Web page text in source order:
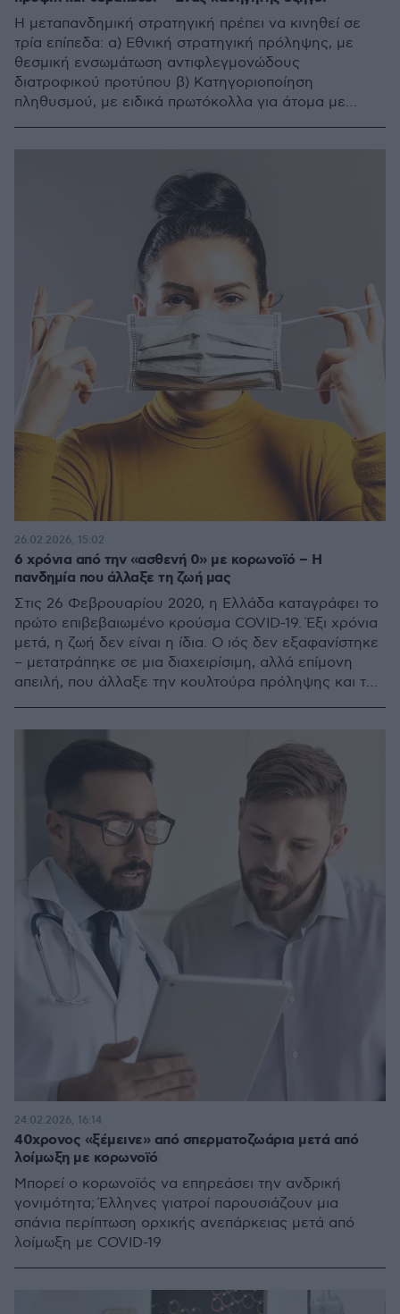
Η μεταπανδημική στρατηγική πρέπει να κινηθεί σε
τρία επίπεδα: α) Εθνική στρατηγική πρόληψης, με
θεσμική ενσωμάτωση αντιφλεγμονώδους
διατροφικού προτύπου β) Κατηγοριοποίηση
πληθυσμού, με ειδικά πρωτόκολλα για άτομα με
6 χρόνια από την «ασθενή 0» με κορωνοϊό – Η
πανδημία που άλλαξε τη ζωή μας
Στις 26 Φεβρουαρίου 2020, η Ελλάδα καταγράφει το
πρώτο επιβεβαιωμένο κρούσμα COVID-19. Έξι χρόνια
μετά, η ζωή δεν είναι η ίδια. Ο ιός δεν εξαφανίστηκε
– μετατράπηκε σε μια διαχειρίσιμη, αλλά επίμονη
απειλή, που άλλαξε την κουλτούρα πρόληψης και τα
26.02.2026, 15:02
40χρονος «ξέμεινε» από σπερματοζωάρια μετά από
λοίμωξη με κορωνοϊό
Μπορεί o κορωνοϊός να επηρεάσει την ανδρική
γονιμότητα; Έλληνες γιατροί παρουσιάζουν μια
σπάνια περίπτωση ορχικής ανεπάρκειας μετά από
λοίμωξη με COVID-19
24.02.2026, 16:14